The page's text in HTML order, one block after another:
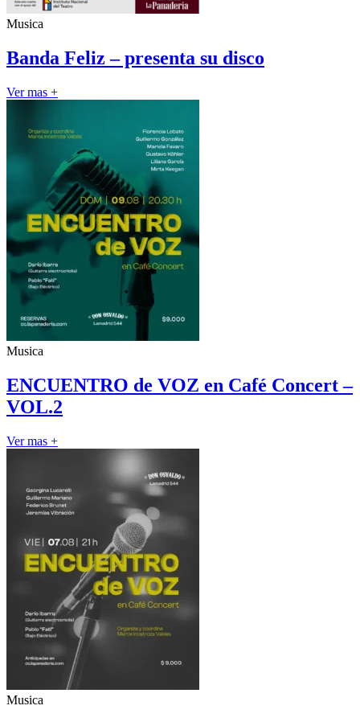
Musica
Banda Feliz – presenta su disco
Ver mas +
Musica
ENCUENTRO de VOZ en Café Concert –
VOL.2
Ver mas +
Musica